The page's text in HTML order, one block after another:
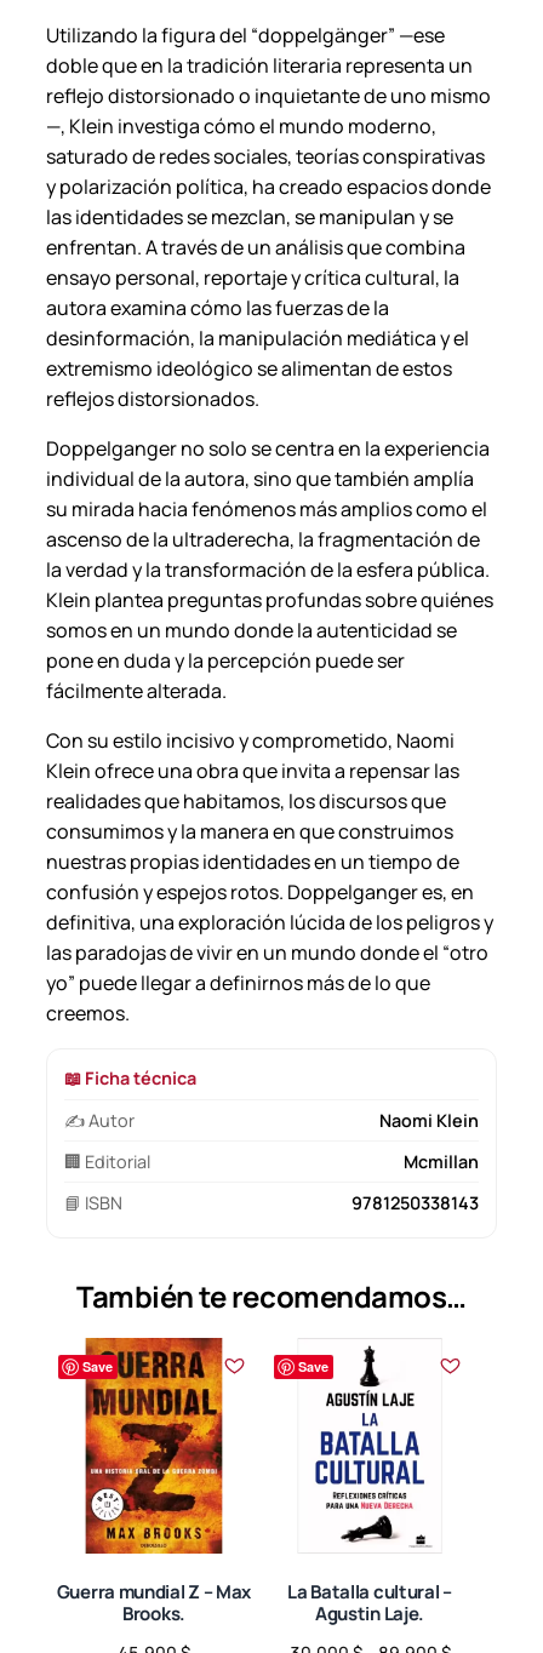
Utilizando la figura del “doppelgänger” —ese
doble que en la tradición literaria representa un
reflejo distorsionado o inquietante de uno mismo
—, Klein investiga cómo el mundo moderno,
saturado de redes sociales, teorías conspirativas
y polarización política, ha creado espacios donde
las identidades se mezclan, se manipulan y se
enfrentan. A través de un análisis que combina
ensayo personal, reportaje y crítica cultural, la
autora examina cómo las fuerzas de la
desinformación, la manipulación mediática y el
extremismo ideológico se alimentan de estos
reflejos distorsionados.
Doppelgangerno solo se centra en la experiencia
individual de la autora, sino que también amplía
su mirada hacia fenómenos más amplios como el
ascenso de la ultraderecha, la fragmentación de
la verdad y la transformación de la esfera pública.
Klein plantea preguntas profundas sobre quiénes
somos en un mundo donde la autenticidad se
pone en duda y la percepción puede ser
fácilmente alterada.
Con su estilo incisivo y comprometido, Naomi
Klein ofrece una obra que invita a repensar las
realidades que habitamos, los discursos que
consumimos y la manera en que construimos
nuestras propias identidades en un tiempo de
confusión y espejos rotos. Doppelgangeres, en
definitiva, una exploración lúcida de los peligros y
las paradojas de vivir en un mundo donde el “otro
yo” puede llegar a definirnos más de lo que
creemos.
📖 Ficha técnica
✍️ Autor
Naomi Klein
🏢 Editorial
Mcmillan
📘 ISBN
9781250338143
También te recomendamos…
Save
Guerra mundial Z – Max
Brooks.
Save
La Batalla cultural –
Agustin Laje.